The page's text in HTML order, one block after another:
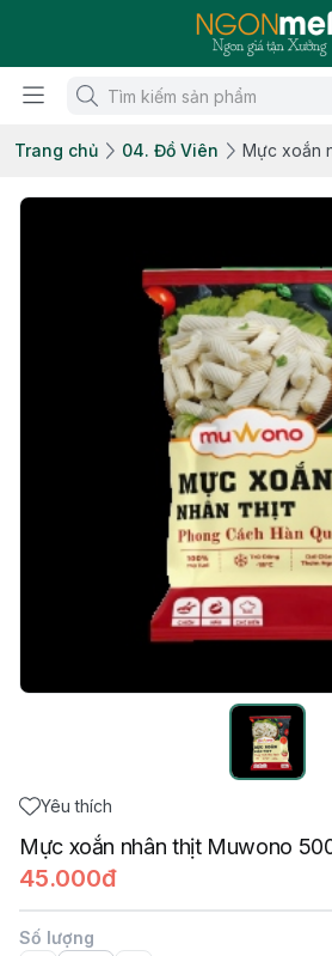
Trang chủ 04. Đồ Viên Mực xoắn
Yêu thích
Mực xoắn nhân thịt Muwono
45.000đ
Số lượng